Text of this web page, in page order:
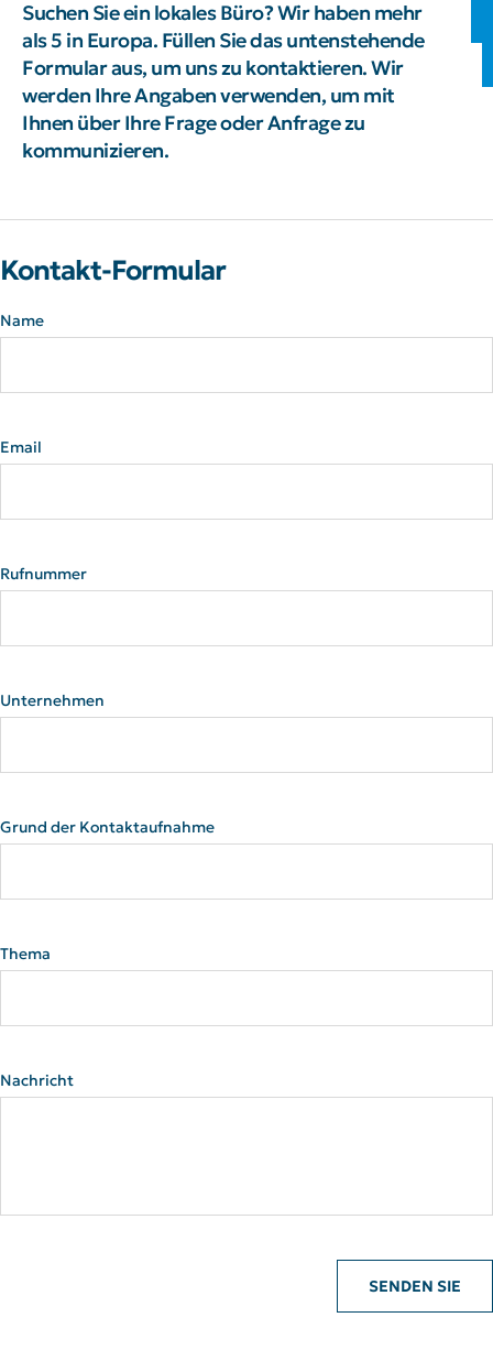
Suchen Sie ein lokales Büro? Wir haben mehr
als 5 in Europa. Füllen Sie das untenstehende
Formular aus, um uns zu kontaktieren. Wir
werden Ihre Angaben verwenden, um mit
Ihnen über Ihre Frage oder Anfrage zu
kommunizieren.
Kontakt-Formular
Name
Email
Rufnummer
Unternehmen
Grund der Kontaktaufnahme
Thema
Nachricht
SENDEN SIE